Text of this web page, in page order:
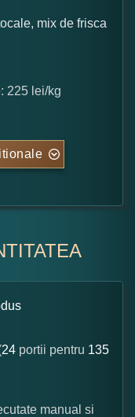
mix de frisca
225 lei/kg
24 portii pentru 135
manual si